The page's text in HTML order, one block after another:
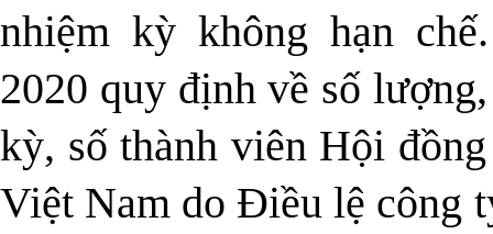
nhiệm kỳ không hạn
2020 quy định về số
kỳ, số thành viên Hội
Việt Nam do Điều lệ công